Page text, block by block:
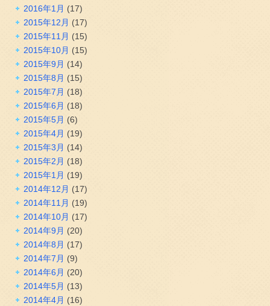
2016年1月 (17)
2015年12月 (17)
2015年11月 (15)
2015年10月 (15)
2015年9月 (14)
2015年8月 (15)
2015年7月 (18)
2015年6月 (18)
2015年5月 (6)
2015年4月 (19)
2015年3月 (14)
2015年2月 (18)
2015年1月 (19)
2014年12月 (17)
2014年11月 (19)
2014年10月 (17)
2014年9月 (20)
2014年8月 (17)
2014年7月 (9)
2014年6月 (20)
2014年5月 (13)
2014年4月 (16)